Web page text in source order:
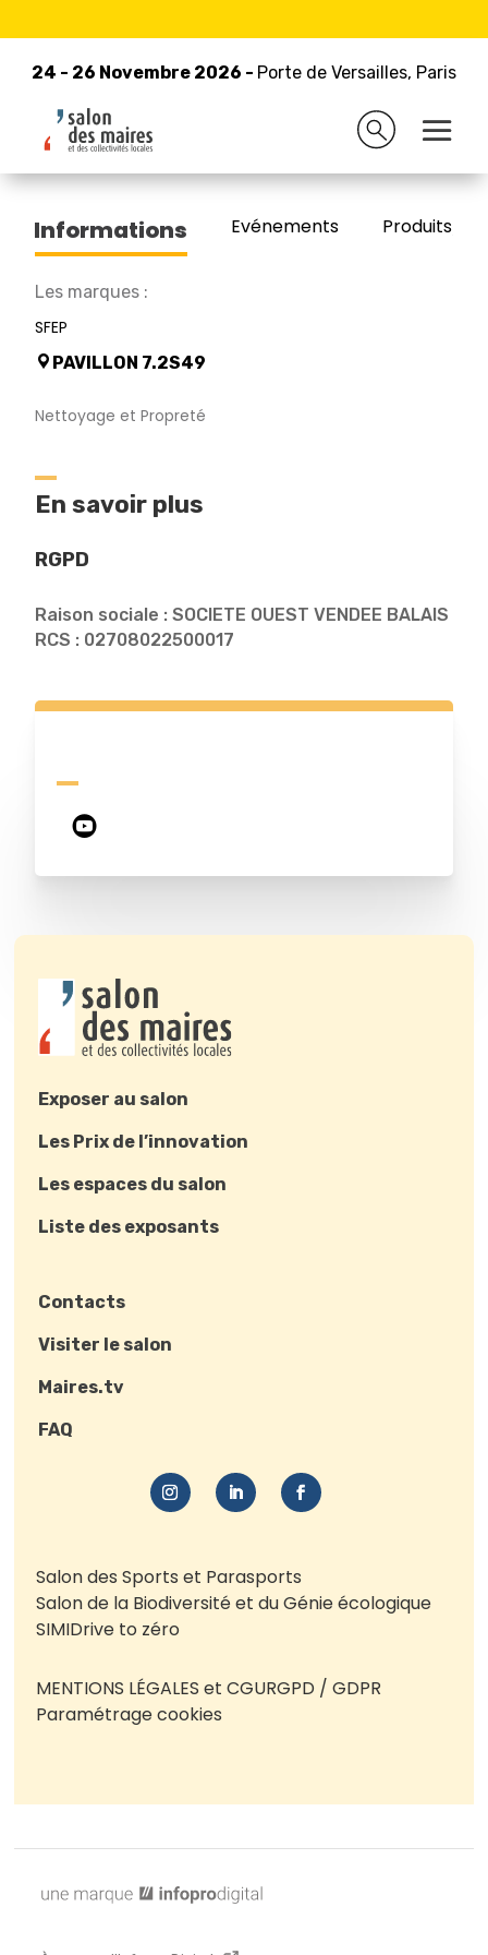
24 - 26 Novembre 2026 - Porte de Versailles, Paris
24 - 26 Novembre 2026 - Porte de Versailles, Paris
Retour à la liste des exposants
SOVB
Informations Evénements Produits/
Les marques :
SFEP
PAVILLON 7.2S49
Nettoyage et Propreté
En savoir plus
RGPD
Raison sociale : SOCIETE OUEST VENDEE BALAIS
RCS : 02708022500017
Exposer au salon
Les Prix de l’innovation
Les espaces du salon
Liste des exposants
Contacts
Visiter le salon
Maires.tv
FAQ
Salon des Sports et Parasports
Salon de la Biodiversité et du Génie écologique
SIMIDrive to zéro
MENTIONS LÉGALES et CGURGPD / GDPR
Paramétrage cookies